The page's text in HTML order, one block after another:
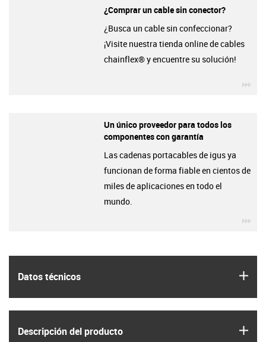
Datos técnicos
Descripción del producto
¿Comprar un cable sin conector?
¿Busca un cable sin confeccionar?
¡Visite nuestra tienda online de cables
chainflex® y encuentre su solución!
Un único proveedor para todos los
componentes con garantía
Las cadenas portacables de igus ya
funcionan de forma fiable en cientos de
miles de aplicaciones en todo el
mundo.